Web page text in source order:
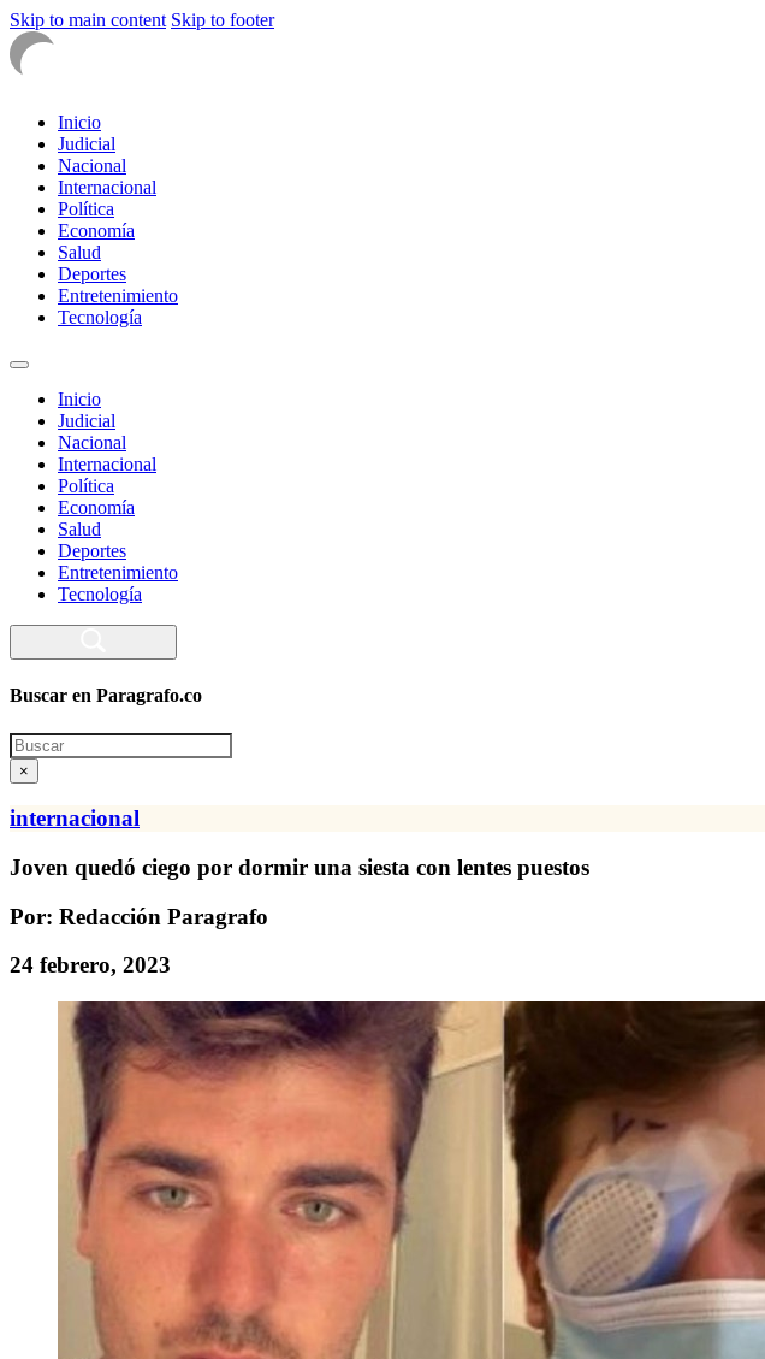
Skip to main content Skip to footer
Inicio
Judicial
Nacional
Internacional
Política
Economía
Salud
Deportes
Entretenimiento
Tecnología
Inicio
Judicial
Nacional
Internacional
Política
Economía
Salud
Deportes
Entretenimiento
Tecnología
Buscar en Paragrafo.co
Search
×
internacional
Joven quedó ciego por dormir una siesta con lentes puestos
Por: Redacción Paragrafo
24 febrero, 2023